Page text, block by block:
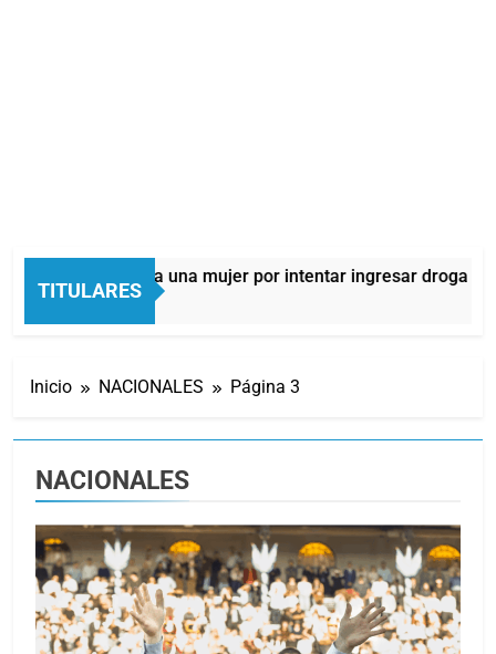
TITULARES
a una mujer por intentar ingresar droga a una
Inicio NACIONALES Página 3
NACIONALES